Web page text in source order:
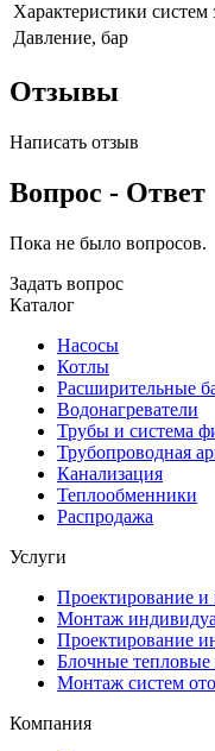
Характеристики
Давление, бар
Отзывы
Написать отзыв
Вопрос - Ответ
Пока не было вопросов.
Задать вопрос
Каталог
Насосы
Котлы
Расширительные
Водонагреватели
Трубы и система
Трубопроводная
Канализация
Теплообменники
Распродажа
Услуги
Проектирование
Монтаж
Проектирование
Блочные
Монтаж систем
Компания